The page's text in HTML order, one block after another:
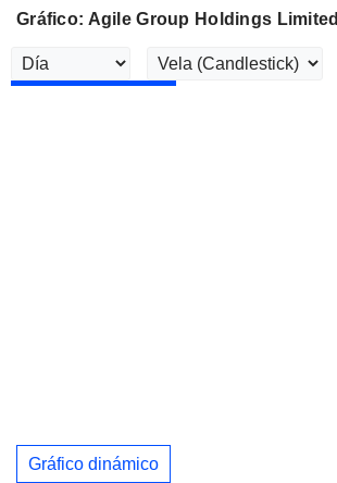
Gráfico: Agile Group Holdings Limited
Gráfico dinámico